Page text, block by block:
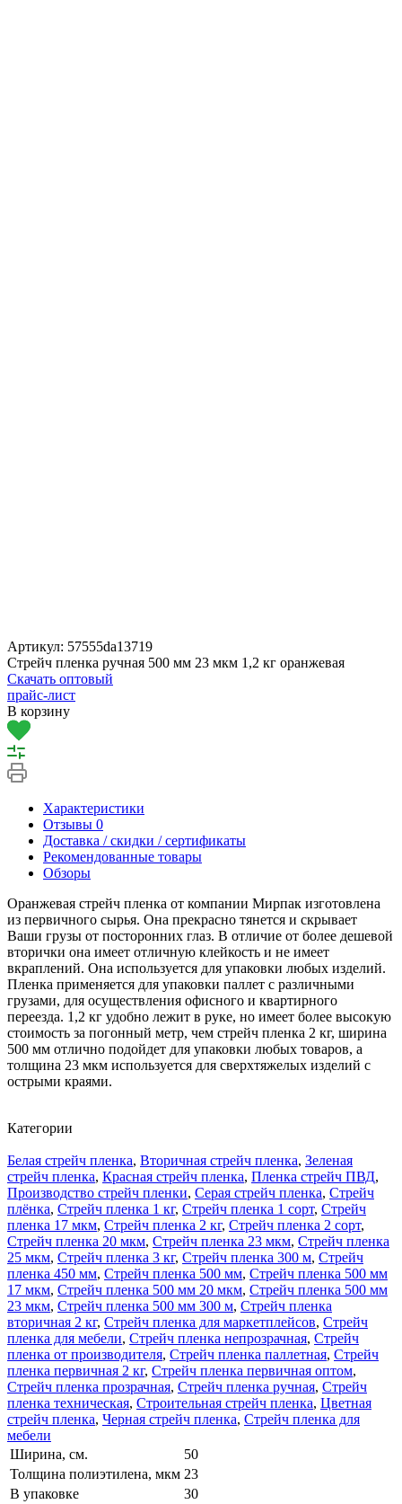
Артикул: 57555da13719
Стрейч пленка ручная 500 мм 23 мкм 1,2 кг оранжевая
Скачать оптовый
прайс-лист
В корзину
Характеристики
Отзывы 0
Доставка / скидки / сертификаты
Рекомендованные товары
Обзоры
Оранжевая стрейч пленка от компании Мирпак изготовлена
из первичного сырья. Она прекрасно тянется и скрывает
Ваши грузы от посторонних глаз. В отличие от более дешевой
вторички она имеет отличную клейкость и не имеет
вкраплений. Она используется для упаковки любых изделий.
Пленка применяется для упаковки паллет с различными
грузами, для осуществления офисного и квартирного
переезда. 1,2 кг удобно лежит в руке, но имеет более высокую
стоимость за погонный метр, чем стрейч пленка 2 кг, ширина
500 мм отлично подойдет для упаковки любых товаров, а
толщина 23 мкм используется для сверхтяжелых изделий с
острыми краями.
Категории
Белая стрейч пленка, Вторичная стрейч пленка, Зеленая
стрейч пленка, Красная стрейч пленка, Пленка стрейч ПВД,
Производство стрейч пленки, Серая стрейч пленка, Стрейч
плёнка, Стрейч пленка 1 кг, Стрейч пленка 1 сорт, Стрейч
пленка 17 мкм, Стрейч пленка 2 кг, Стрейч пленка 2 сорт,
Стрейч пленка 20 мкм, Стрейч пленка 23 мкм, Стрейч пленка
25 мкм, Стрейч пленка 3 кг, Стрейч пленка 300 м, Стрейч
пленка 450 мм, Стрейч пленка 500 мм, Стрейч пленка 500 мм
17 мкм, Стрейч пленка 500 мм 20 мкм, Стрейч пленка 500 мм
23 мкм, Стрейч пленка 500 мм 300 м, Стрейч пленка
вторичная 2 кг, Стрейч пленка для маркетплейсов, Стрейч
пленка для мебели, Стрейч пленка непрозрачная, Стрейч
пленка от производителя, Стрейч пленка паллетная, Стрейч
пленка первичная 2 кг, Стрейч пленка первичная оптом,
Стрейч пленка прозрачная, Стрейч пленка ручная, Стрейч
пленка техническая, Строительная стрейч пленка, Цветная
стрейч пленка, Черная стрейч пленка, Стрейч пленка для
мебели
Ширина, см.
50
Толщина полиэтилена, мкм 23
В упаковке
30